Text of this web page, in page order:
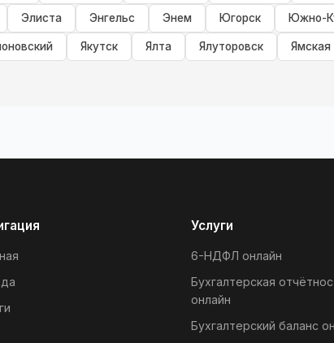
Элиста Энгельс Энем Югорск Южно-
Якутск Ялта Ялуторовск
Услуги
6-НДФЛ онлайн
Бухгалтерская
онлайн
Бухгалтерский баланс